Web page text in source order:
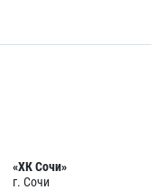
«ХК Сочи»
г. Сочи